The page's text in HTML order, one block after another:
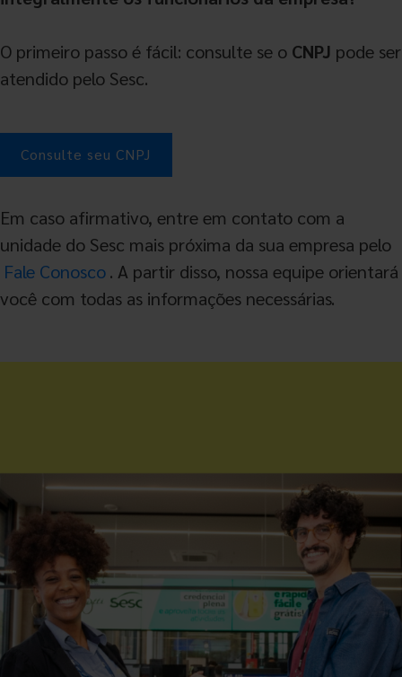
O primeiro passo é fácil: consulte se o CNPJ pode ser
atendido pelo Sesc.
Consulte seu CNPJ
Em caso afirmativo, entre em contato com a
unidade do Sesc mais próxima da sua empresa pelo
Fale Conosco. A partir disso, nossa equipe orientará
você com todas as informações necessárias.